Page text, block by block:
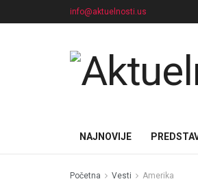
info@aktuelnosti.us
NAJNOVIJE
Početna Vesti Amerika